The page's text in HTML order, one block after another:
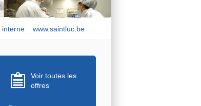
interne www.saintluc.be
Voir toutes les
offres